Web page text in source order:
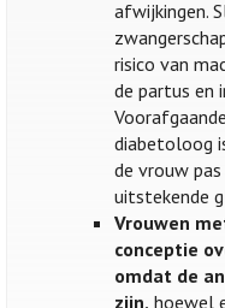
afwijkingen.
risico van
de partus en
diabetoloog
de vrouw
uitstekende
Vrouwen
conceptie
omdat de
zijn,hoewel